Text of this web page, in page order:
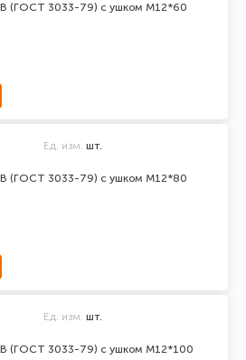
(ГОСТ 3033-79) с ушком М12*60
(ГОСТ 3033-79) с ушком М12*80
Ед. изм. шт.
(ГОСТ 3033-79) с ушком М12*100
Ед. изм. шт.